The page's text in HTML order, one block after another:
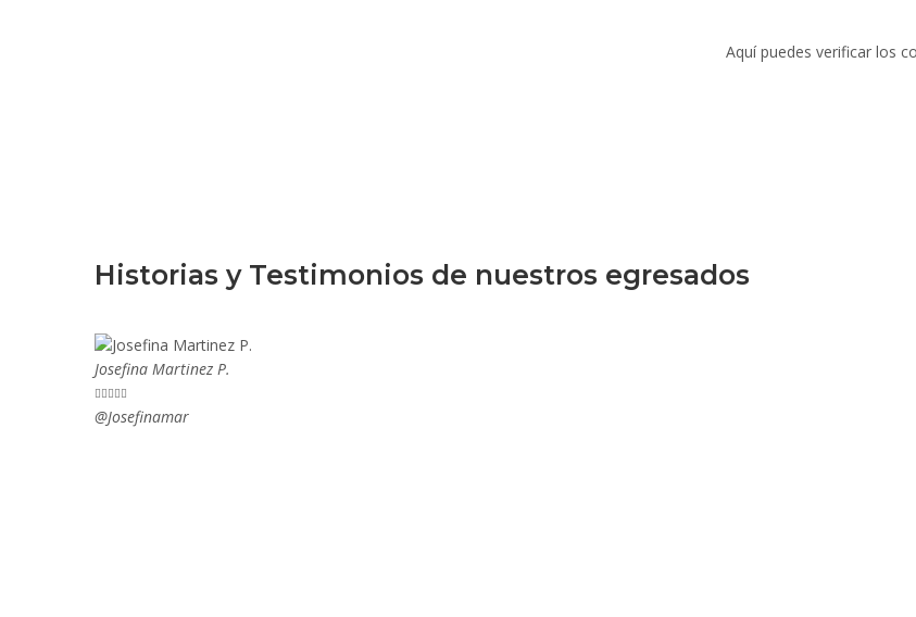
Aquí puedes verificar los
Historias y Testimonios de nuestros egresados
Josefina Martinez P.

@Josefinamar